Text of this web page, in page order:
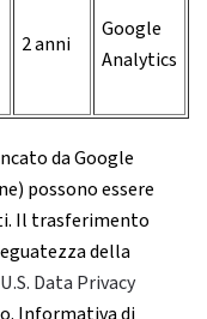
2 anni
Google
Analytics
da Google
possono essere
Il trasferimento
della
Data Privacy